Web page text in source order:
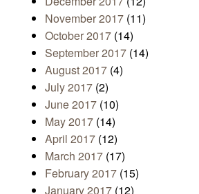
November 2017 (11)
October 2017 (14)
September 2017 (14)
August 2017 (4)
July 2017 (2)
June 2017 (10)
May 2017 (14)
April 2017 (12)
March 2017 (17)
February 2017 (15)
January 2017 (12)